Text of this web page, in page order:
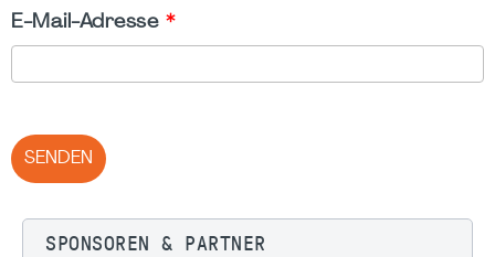
E-Mail-Adresse *
SENDEN
SPONSOREN & PARTNER